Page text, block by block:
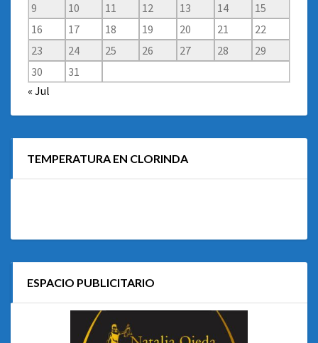
9
10 11 12 13 14
15
16
17 18 19 20 21
22
23
24 25 26 27 28
29
30
31
« Jul
TEMPERATURA EN CLORINDA
ESPACIO PUBLICITARIO